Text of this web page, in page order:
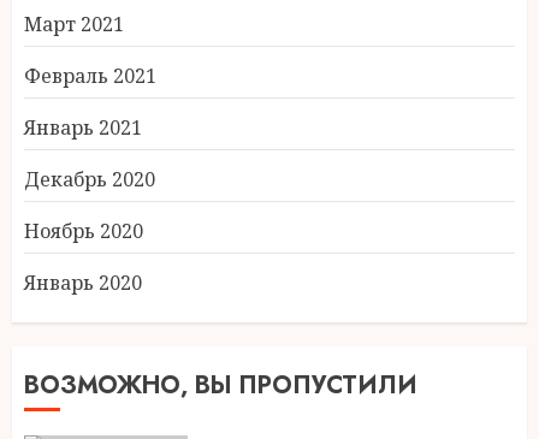
Март 2021
Февраль 2021
Январь 2021
Декабрь 2020
Ноябрь 2020
Январь 2020
ВОЗМОЖНО, ВЫ ПРОПУСТИЛИ